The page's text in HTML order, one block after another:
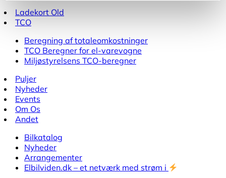
Ladekort Old
TCO
Beregning af totaleomkostninger
TCO Beregner for el-varevogne
Miljøstyrelsens TCO-beregner
Puljer
Nyheder
Events
Om Os
Andet
Bilkatalog
Nyheder
Arrangementer
Elbilviden.dk – et netværk med strøm i